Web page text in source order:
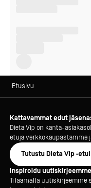
Etusivu
Kattavammat edut
Dieta Vip on kanta-
etuja verkkokaupastamme
Tutustu Dieta Vip -
Inspiroidu
Tilaamalla uutiskirjeemme